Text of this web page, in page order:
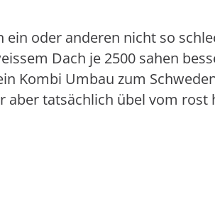
ein oder anderen nicht so
Dach je 2500 sahen
Kombi Umbau zum
aber tatsächlich übel vom